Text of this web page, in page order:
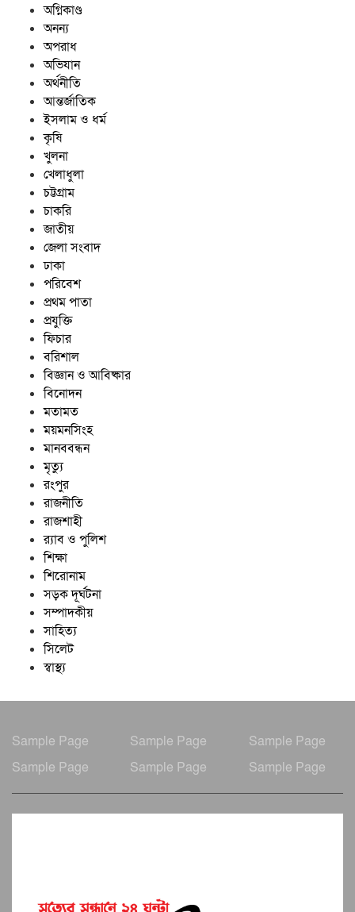
অগ্নিকাণ্ড
অনন্য
অপরাধ
অভিযান
অর্থনীতি
আন্তর্জাতিক
ইসলাম ও ধর্ম
কৃষি
খুলনা
খেলাধুলা
চট্টগ্রাম
চাকরি
জাতীয়
জেলা সংবাদ
ঢাকা
পরিবেশ
প্রথম পাতা
প্রযুক্তি
ফিচার
বরিশাল
বিজ্ঞান ও আবিষ্কার
বিনোদন
মতামত
ময়মনসিংহ
মানববন্ধন
মৃত্যু
রংপুর
রাজনীতি
রাজশাহী
র‍্যাব ও পুলিশ
শিক্ষা
শিরোনাম
সড়ক দূর্ঘটনা
সম্পাদকীয়
সাহিত্য
সিলেট
স্বাস্থ্য
Sample Page Sample Page
Sample Page
Sample Page
Sample Page Sample Page